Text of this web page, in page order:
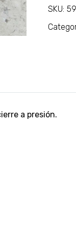
SKU:
a presión.